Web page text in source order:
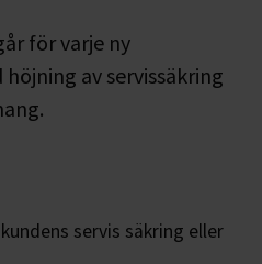
för varje ny
av servissäkring
servis säkring eller